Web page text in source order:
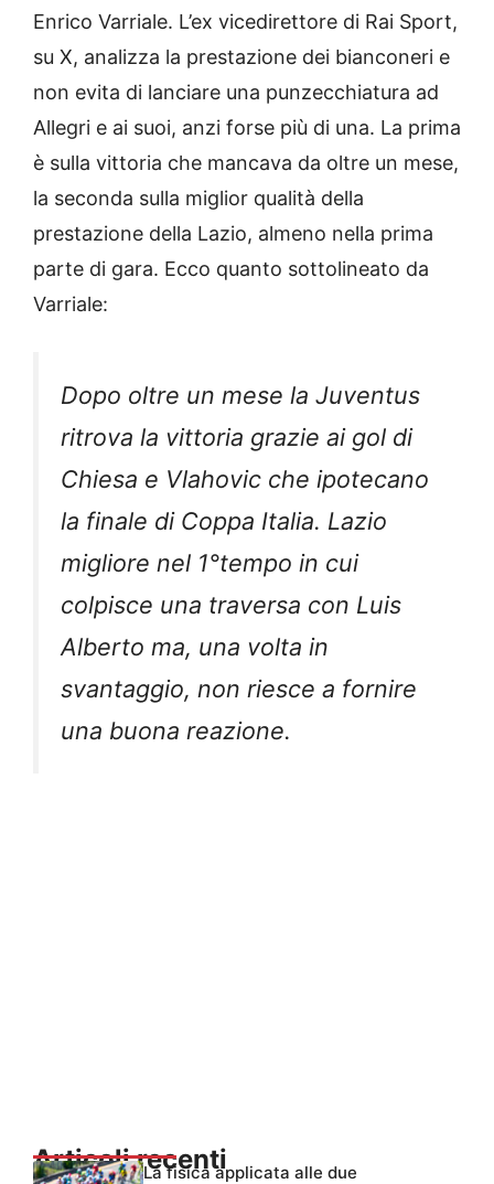
Enrico Varriale. L’ex vicedirettore di Rai Sport,
su X, analizza la prestazione dei bianconeri e
non evita di lanciare una punzecchiatura ad
Allegri e ai suoi, anzi forse più di una. La prima
è sulla vittoria che mancava da oltre un mese,
la seconda sulla miglior qualità della
prestazione della Lazio, almeno nella prima
parte di gara. Ecco quanto sottolineato da
Varriale:
Dopo oltre un mese la Juventus
ritrova la vittoria grazie ai gol di
Chiesa e Vlahovic che ipotecano
la finale di Coppa Italia. Lazio
migliore nel 1°tempo in cui
colpisce una traversa con Luis
Alberto ma, una volta in
svantaggio, non riesce a fornire
una buona reazione.
Articoli recentiLa fisica applicata alle due